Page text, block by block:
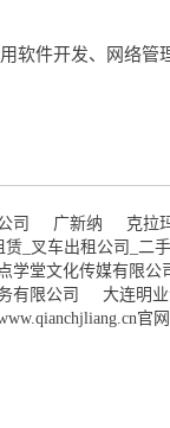
软件开发、网络
司 广新纳 克拉
_叉车出租公司_二
学堂文化传媒有限公
有限公司 大连明
官